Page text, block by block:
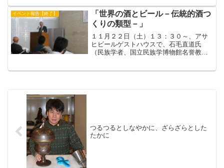
山館長）。ニュータウン、万博、竹、そ
してビール。一昨...
イベント報告【終了】
「世界の酒とビール－伝統的酒つ
くりの類型－」
１１月２２日（土）１３：３０～、アサ
ヒビールゲストハウスで、石毛直道氏
（民族学者、国立民族学博物館名誉教
つるつるとしなやかに、ざらざらとした
たかに